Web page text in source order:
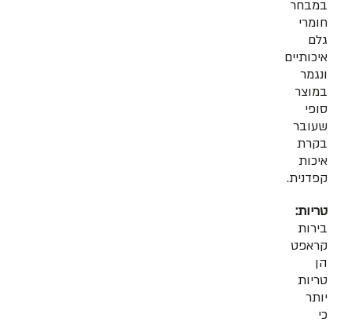
במבחר
חומרי
גלם
איכותיים
ונגמר
במוצר
סופי
שעובר
בקרת
איכות
קפדנית.
טריות:
בירות
קראפט
הן
טריות
יותר
כי